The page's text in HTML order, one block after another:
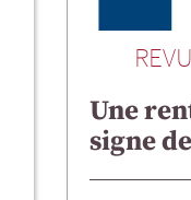
Une
signe